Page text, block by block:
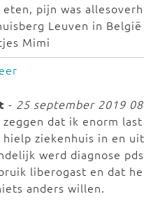
eten, pijn was
Leuven in
Mimi
- 25 september 2019
dat ik enorm
hielp ziekenhuis in en
werd diagnose
liberogast en dat
anders willen.